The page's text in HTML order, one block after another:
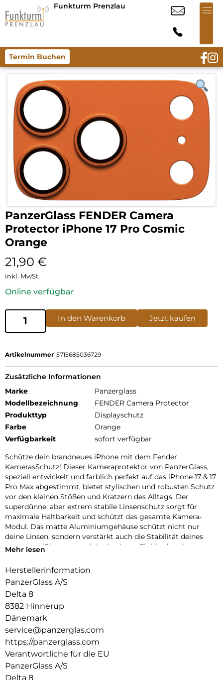
Funkturm Prenzlau
Termin Buchen
PanzerGlass FENDER Camera
Protector iPhone 17 Pro Cosmic
Orange
21,90 €
inkl. MwSt.
Online verfügbar
In den Warenkorb Jetzt kaufen
Artikelnummer 5715685036729
Zusätzliche Informationen
Marke
Panzerglass
Modellbezeichnung
FENDER Camera Protector
Produkttyp
Displayschutz
Farbe
Orange
Verfügbarkeit
sofort verfügbar
Schütze dein brandneues iPhone mit dem Fender
KamerasSchutz! Dieser Kameraprotektor von PanzerGlass,
speziell entwickelt und farblich perfekt auf das iPhone 17 & 17
Pro Max abgestimmt, bietet stylischen und robusten Schutz
vor den kleinen Stößen und Kratzern des Alltags. Der
superdünne, aber extrem stabile Linsenschutz sorgt für
maximale Haltbarkeit und schützt das gesamte Kamera-
Modul. Das matte Aluminiumgehäuse schützt nicht nur
deine Linsen, sondern verstärkt auch die Stabilität deines
gesamten iPhones – und das in einem Finish, das nie
geräteabgestimmten Farben: Silver, Deep Blue und Cosmic
Orange. Und klar – die Installation ist kinderleicht und sitzt
perfekt. Der farblich abgestimmte Fender von PanzerGlass
schützt dein iPhone mit einzigartigem Kameraschutz – echt
stark, echt du.
Der Global Recycled Standard (GRS) = Die GRS ist eine
internationale Produktnorm, die Anforderungen an recycelte
Materialien definiert, z.B. in Bezug auf Rückverfolgbarkeit,
chemische Inhaltsstoffe und Umweltauswirkungen.
Mehr lesen
Herstellerinformation
PanzerGlass A/S
Delta 8
8382 Hinnerup
Dänemark
service@panzerglas.com
https://panzerglass.com
Verantwortliche für die EU
PanzerGlass A/S
Delta 8